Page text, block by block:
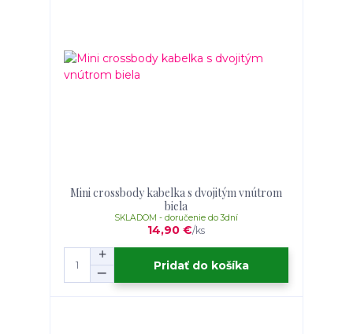
Mini crossbody kabelka s dvojitým vnútrom
biela
14,90 €/ks
SKLADOM - doručenie do 3dní
Pridať do košíka